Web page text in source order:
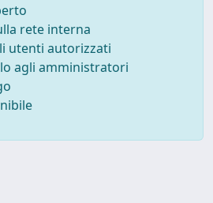
rete interna
utenti autorizzati
agli amministratori